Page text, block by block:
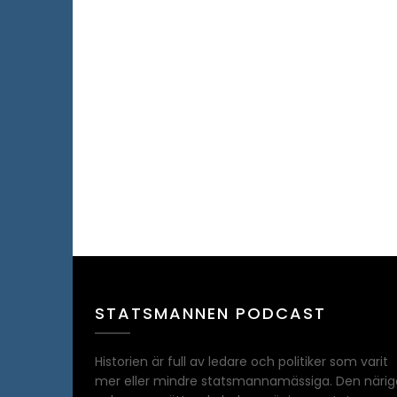
STATSMANNEN PODCAST
Historien är full av ledare och politiker som varit
mer eller mindre statsmannamässiga. Den